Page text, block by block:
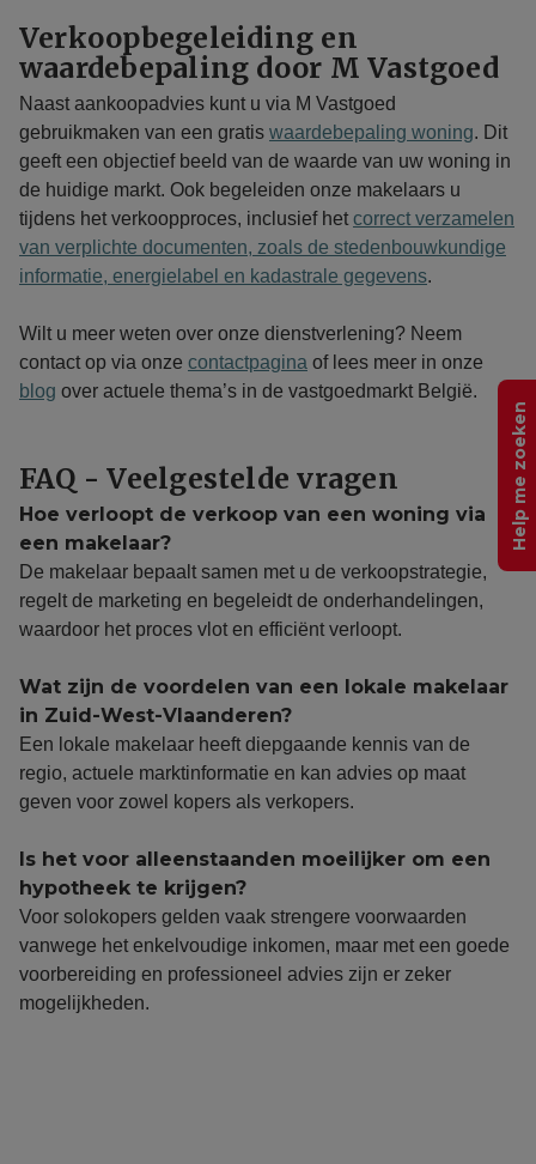
Verkoopbegeleiding en
waardebepaling door M Vastgoed
Naast aankoopadvies kunt u via M Vastgoed
gebruikmaken van een gratis waardebepaling woning. Dit
geeft een objectief beeld van de waarde van uw woning in
de huidige markt. Ook begeleiden onze makelaars u
tijdens het verkoopproces, inclusief het correct verzamelen
van verplichte documenten, zoals de stedenbouwkundige
informatie, energielabel en kadastrale gegevens.
Wilt u meer weten over onze dienstverlening? Neem
contact op via onze contactpagina of lees meer in onze
blog over actuele thema’s in de vastgoedmarkt België.
FAQ - Veelgestelde vragen
Hoe verloopt de verkoop van een woning via
een makelaar?
De makelaar bepaalt samen met u de verkoopstrategie,
regelt de marketing en begeleidt de onderhandelingen,
waardoor het proces vlot en efficiënt verloopt.
Wat zijn de voordelen van een lokale makelaar
in Zuid-West-Vlaanderen?
Een lokale makelaar heeft diepgaande kennis van de
regio, actuele marktinformatie en kan advies op maat
geven voor zowel kopers als verkopers.
Is het voor alleenstaanden moeilijker om een
hypotheek te krijgen?
Voor solokopers gelden vaak strengere voorwaarden
vanwege het enkelvoudige inkomen, maar met een goede
voorbereiding en professioneel advies zijn er zeker
mogelijkheden.
Help me zoeken